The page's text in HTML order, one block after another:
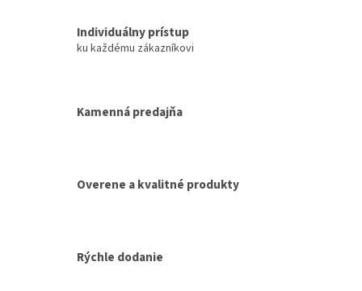
Individuálny prístup
ku každému zákazníkovi
Kamenná predajňa
Overene a kvalitné produkty
Rýchle dodanie